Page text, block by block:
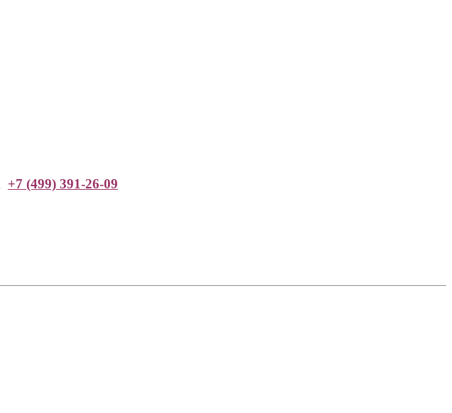
+7 (499) 391-26-09